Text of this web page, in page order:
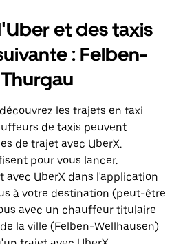
et des taxis
: Felben-
les trajets en taxi
de taxis peuvent
de trajet avec UberX.
pour vous lancer.
avec UberX dans l'application
à votre destination (peut-être
avec un chauffeur titulaire
la ville (Felben-Wellhausen)